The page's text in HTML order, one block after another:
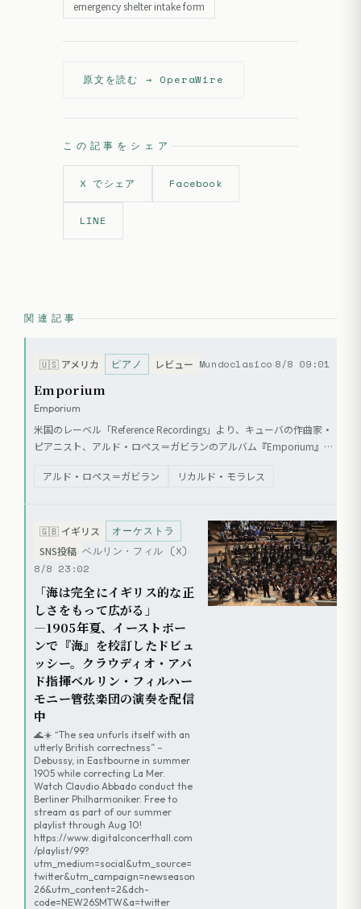
emergency shelter intake form
原文を読む → OperaWire
この記事をシェア
X でシェア Facebook
LINE
関連記事
🇺🇸 アメリカ ピアノ レビュー Mundoclasico 8/8 09:01
Emporium
Emporium
米国のレーベル「Reference Recordings」より、キューバの作曲家・
ピアニスト、アルド・ロペス＝ガビランのアルバム『Emporium』が
『Emporium』、クラリネット協奏曲、ピアノ組曲『Hechizos』の3
ダー・フィルハーモニー管弦楽団が担当。クラシックの技巧とジャ
ズ、アフロ・キューバンのリズムが融合した作品群が収録されてい
る。
アルド・ロペス＝ガビラン リカルド・モラレス
🇬🇧 イギリス オーケストラ
SNS投稿 ベルリン・フィル (X)
8/8 23:02
「海は完全にイギリス的な正
しさをもって広がる」
―1905年夏、イーストボー
ンで『海』を校訂したドビュ
ッシー。クラウディオ・アバ
ド指揮ベルリン・フィルハー
モニー管弦楽団の演奏を配信
中
🌊☀️ “The sea unfurls itself with an
utterly British correctness” –
Debussy, in Eastbourne in summer
1905 while correcting La Mer.
Watch Claudio Abbado conduct the
Berliner Philharmoniker. Free to
stream as part of our summer
playlist through Aug 10!
https://www.digitalconcerthall.com
/playlist/99?
utm_medium=social&utm_source=
twitter&utm_campaign=newseason
26&utm_content=2&dch-
code=NEW26SMTW&a=twitter